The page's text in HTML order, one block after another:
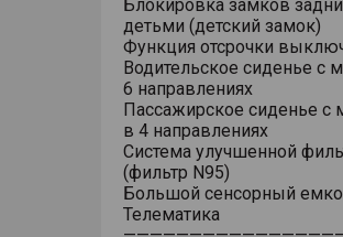
Блокировка замков
детьми (детский замок)
Функция отсрочки
Водительское сиденье с
6 направлениях
Пассажирское сиденье с
в 4 направлениях
Система улучшенной
(фильтр N95)
Большой сенсорный
Телематика